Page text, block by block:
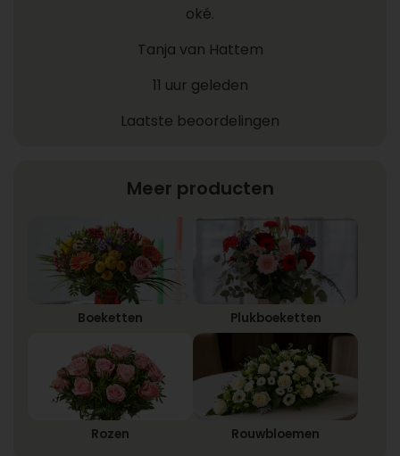
oké.
Tanja van Hattem
11 uur geleden
Laatste beoordelingen
Meer producten
Boeketten Plukboeketten
Rozen Rouwbloemen